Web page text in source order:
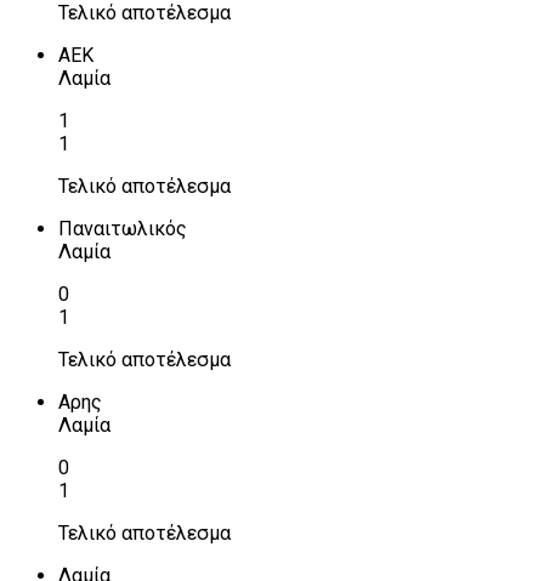
Τελικό αποτέλεσμα
ΑΕΚ
Λαμία
1
1
Τελικό αποτέλεσμα
Παναιτωλικός
Λαμία
0
1
Τελικό αποτέλεσμα
Αρης
Λαμία
0
1
Τελικό αποτέλεσμα
Λαμία